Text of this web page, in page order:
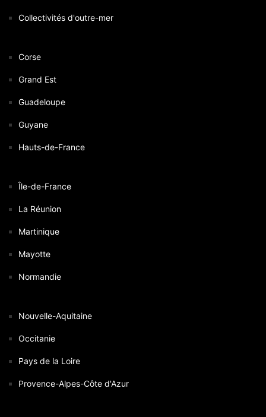
Collectivités d'outre-mer
Corse
Grand Est
Guadeloupe
Guyane
Hauts-de-France
Île-de-France
La Réunion
Martinique
Mayotte
Normandie
Nouvelle-Aquitaine
Occitanie
Pays de la Loire
Provence-Alpes-Côte d'Azur